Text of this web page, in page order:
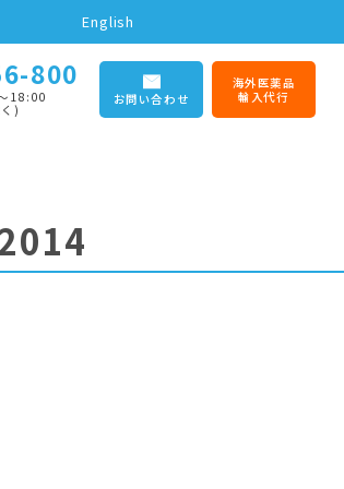
English
800
18:00
)
お問い合わせ
海外医薬品
輸入代行